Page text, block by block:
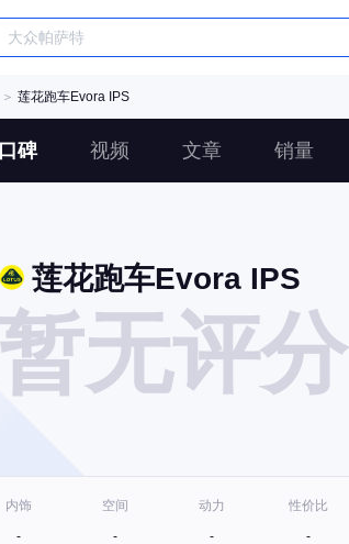
＞ 莲花跑车Evora IPS
口碑 视频 文章 销量
莲花跑车Evora IPS
暂无评分
内饰
-
空间
-
动力
-
性价比
-